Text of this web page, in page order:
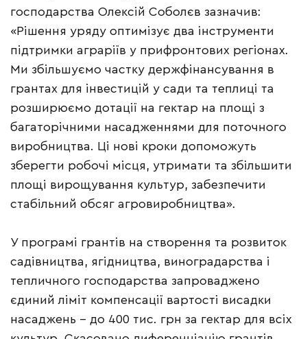
господарства Олексій Соболєв зазначив:
«Рішення уряду оптимізує два інструменти
підтримки аграріїв у прифронтових регіонах.
Ми збільшуємо частку держфінансування в
грантах для інвестицій у сади та теплиці та
розширюємо дотації на гектар на площі з
багаторічними насадженнями для поточного
виробництва. Ці нові кроки допоможуть
зберегти робочі місця, утримати та збільшити
площі вирощування культур, забезпечити
стабільний обсяг агровиробництва».
У програмі грантів на створення та розвиток
садівництва, ягідництва, виноградарства і
тепличного господарства запроваджено
єдиний ліміт компенсації вартості висадки
насаджень – до 400 тис. грн за гектар для всіх